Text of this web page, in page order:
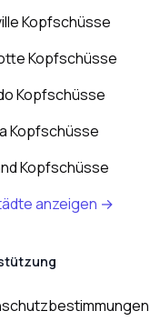
Kopfschüsse
Kopfschüsse
Kopfschüsse
Kopfschüsse
Kopfschüsse
anzeigen →